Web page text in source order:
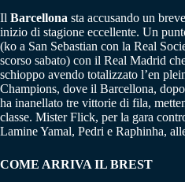
Il Barcellona sta accusando un
inizio di stagione eccellente. Un
(ko a San Sebastian con la Real
scorso sabato) con il Real Madrid
schioppo avendo totalizzato l’en
Champions, dove il Barcellona,
ha inanellato tre vittorie di fila,
classe. Mister Flick, per la gara
Lamine Yamal, Pedri e Raphinha,
COME ARRIVA IL BREST